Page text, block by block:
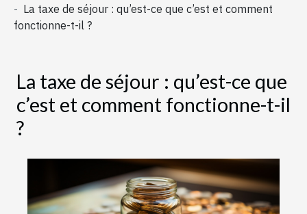
La taxe de séjour : qu’est-ce que c’est et comment
fonctionne-t-il ?
La taxe de séjour : qu’est-ce que
c’est et comment fonctionne-t-il
?